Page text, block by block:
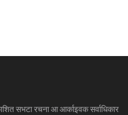
सभटा रचना आ आर्काइवक सर्वाधिकार